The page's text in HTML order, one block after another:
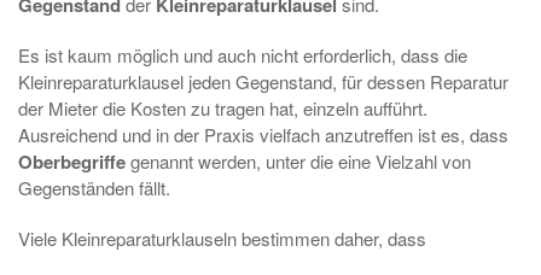
Es ist kaum möglich und auch nicht erforderlich, dass die
Kleinreparaturklausel jeden Gegenstand, für dessen Reparatur
der Mieter die Kosten zu tragen hat, einzeln aufführt.
Ausreichend und in der Praxis vielfach anzutreffen ist es, dass
Oberbegriffegenannt werden, unter die eine Vielzahl von
Gegenständen fällt.
Viele Kleinreparaturklauseln bestimmen daher, dass